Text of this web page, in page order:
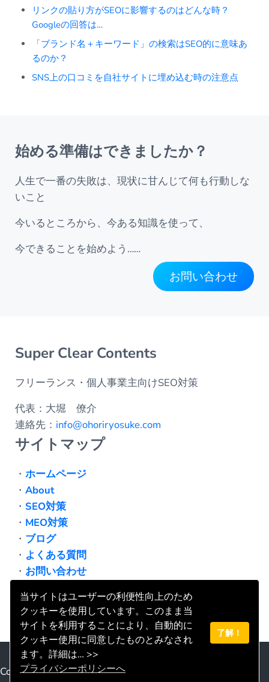
当サイトはユーザーの利便性向上のため
クッキーを使用しています。このまま当
サイトを利用することにより、自動的に
クッキー使用に同意したものとみなされ
ます。詳細は… >>
プライバシーポリシーへ
了解！
リンクの貼り方がSEOに影響するのはどんな時？
Googleの回答は…
「ブランド名＋キーワード」の検索はSEO的に意味あ
るのか？
SNS上の口コミを自社サイトに埋め込む時の注意点
始める準備はできましたか？
人生で一番の失敗は、現状に甘んじて何も行動しな
いこと
今いるところから、今ある知識を使って、
今できることを始めよう……
お問い合わせ
Super Clear Contents
フリーランス・個人事業主向けSEO対策
代表：大堀 僚介
連絡先： info@ohoriryosuke.com
サイトマップ
・ ホームページ
・ About
・ SEO対策
・ MEO対策
・ ブログ
・ よくある質問
・ お問い合わせ
Copyright © 2026 · Super Clear Contentsは登録商標です。